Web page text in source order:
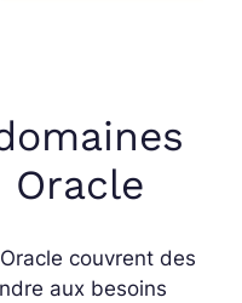
couvrent des
aux besoins